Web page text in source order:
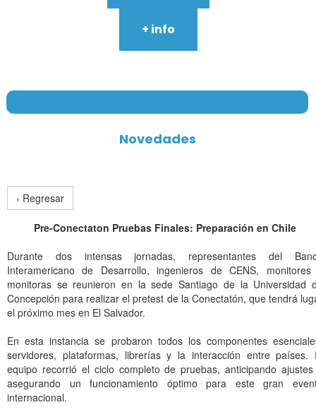
+ info
Novedades
‹ Regresar
Pre-Conectaton Pruebas Finales: Preparación en Chile
Durante dos intensas jornadas, representantes del
Interamericano de Desarrollo, ingenieros de CENS,
monitoras se reunieron en la sede Santiago de la Universidad
Concepción para realizar el pretest de la Conectatón, que tendrá
el próximo mes en El Salvador.
En esta instancia se probaron todos los componentes
servidores, plataformas, librerías y la interacción entre países.
equipo recorrió el ciclo completo de pruebas, anticipando
asegurando un funcionamiento óptimo para este gran
internacional.